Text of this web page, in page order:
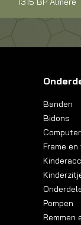
Banden
Bidons
Frame
Pompen
Remmen